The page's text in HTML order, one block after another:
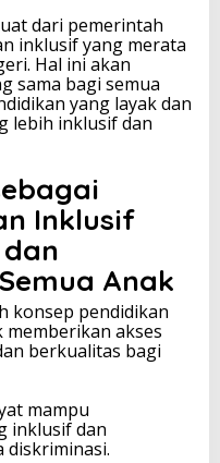
dari pemerintah
inklusif yang merata
Hal ini akan
sama bagi semua
yang layak dan
lebih inklusif dan
Inklusif
Anak
konsep pendidikan
akses
berkualitas bagi
mampu
inklusif dan
diskriminasi.